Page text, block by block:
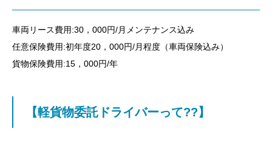
車両リース費用:30，000円/月メンテナンス込み
任意保険費用:初年度20，000円/月程度（車両保険込み）
貨物保険費用:15，000円/年
【軽貨物委託ドライバーって??】